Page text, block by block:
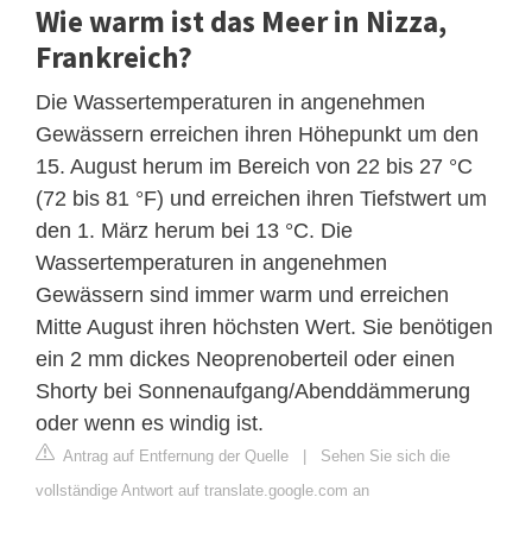
Wie warm ist das Meer in Nizza,
Frankreich?
Die Wassertemperaturen in angenehmen
Gewässern erreichen ihren Höhepunkt um den
15. August herum im Bereich von 22 bis 27 °C
(72 bis 81 °F) und erreichen ihren Tiefstwert um
den 1. März herum bei 13 °C. Die
Wassertemperaturen in angenehmen
Gewässern sind immer warm und erreichen
Mitte August ihren höchsten Wert. Sie benötigen
ein 2 mm dickes Neoprenoberteil oder einen
Shorty bei Sonnenaufgang/Abenddämmerung
oder wenn es windig ist.
Antrag auf Entfernung der Quelle | Sehen Sie sich die
vollständige Antwort auf translate.google.com an